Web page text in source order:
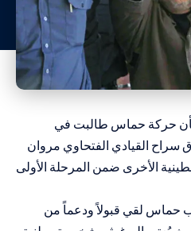
بأن حركة حماس طالبت في
سراح القيادي الفتحاوي مروان
الأخرى ضمن المرحلة الأولى
حماس لقي قبولاً ودعماً من